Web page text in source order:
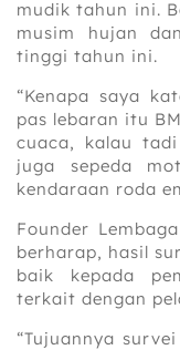
mudik tahun ini.
musim hujan
tinggi tahun ini.
“Kenapa saya
pas lebaran itu
cuaca, kalau
juga sepeda
kendaraan roda
Founder
berharap, hasil
baik kepada
terkait dengan
“Tujuannya